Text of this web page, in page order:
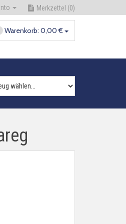
Merkzettel (0)
Warenkorb: 0,00 €